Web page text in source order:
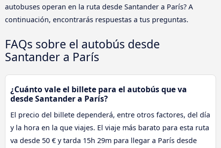
autobuses operan en la ruta desde Santander a París? A
continuación, encontrarás respuestas a tus preguntas.
FAQs sobre el autobús desde
Santander a París
¿Cuánto vale el billete para el autobús que va
desde Santander a París?
El precio del billete dependerá, entre otros factores, del día
y la hora en la que viajes. El viaje más barato para esta ruta
va desde 50 € y tarda 15h 29m para llegar a París desde